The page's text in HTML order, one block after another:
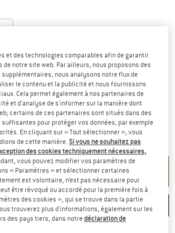
incl.
(FR)France. Informations sur les frais de
Le lien s'ouvre dans une boîte
PARAMÉTRER ALERTE
COMPARER
et des technologies comparables afin de garantir
notre site web. Par ailleurs, nous proposons des
nous analysons notre flux de
le contenu et la publicité et nous fournissons
Cela permet également à nos partenaires de
et d'analyse de s'informer sur la manière dont
certains de ces partenaires sont situés dans des
pour protéger vos données, par exemple
En cliquant sur « Tout sélectionner », vous
de cette manière.Si vous ne souhaitez pas
des cookies techniquement nécessaires,
vous pouvez modifier vos paramètres de
« Paramètres » et sélectionner certaines
est volontaire, n’est pas nécessaire pour
être révoqué ou accordé pour la première fois à
des cookies », qui se trouve dans la partie
trouverez plus d'informations, également sur les
des pays tiers, dans notredéclaration de